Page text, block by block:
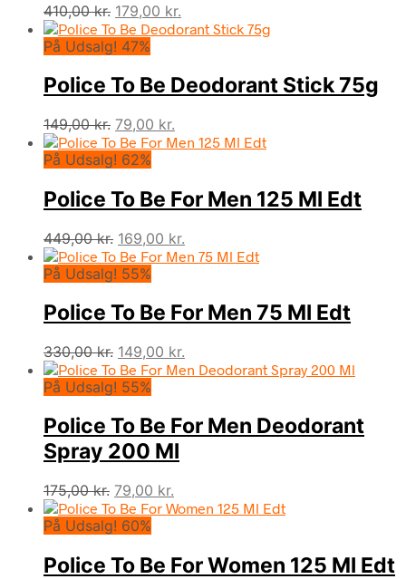
410,00kr. Den
oprindelige
pris
410,00 kr..
179,00 kr.
aktuelle
179,00 kr..
På Udsalg! 47%
Police To Be Deodorant Stick 75g
149,00kr. Den
oprindelige
pris
149,00 kr..
79,00 kr.
aktuelle
79,00 kr..
På Udsalg! 62%
Police To Be For Men 125 Ml Edt
449,00kr. Den
oprindelige
pris
449,00 kr..
169,00 kr.
aktuelle
169,00 kr..
På Udsalg! 55%
Police To Be For Men 75 Ml Edt
330,00kr. Den
oprindelige
pris
330,00 kr..
149,00 kr.
aktuelle
149,00 kr..
På Udsalg! 55%
Police To Be For Men Deodorant
Spray 200 Ml
175,00kr. Den
oprindelige
pris
175,00 kr..
79,00 kr.
aktuelle
79,00 kr..
På Udsalg! 60%
Police To Be For Women 125 Ml Edt